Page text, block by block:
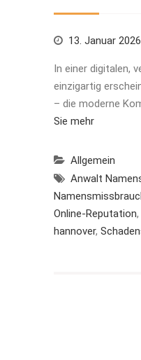
13. Januar 2026
In einer digitalen,
einzigartig
– die moderne
Sie mehr
Allgemein
Anwalt
Online-Reputation,
hannover,